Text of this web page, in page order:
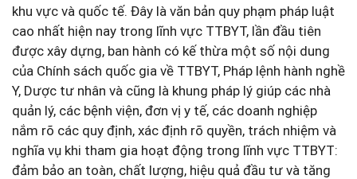
khu vực và quốc tế. Đây là văn bản quy phạm pháp luật
cao nhất hiện nay trong lĩnh vực TTBYT, lần đầu tiên
được xây dựng, ban hành có kế thừa một số nội dung
của Chính sách quốc gia về TTBYT, Pháp lệnh hành nghề
Y, Dược tư nhân và cũng là khung pháp lý giúp các nhà
quản lý, các bệnh viện, đơn vị y tế, các doanh nghiệp
nắm rõ các quy định, xác định rõ quyền, trách nhiệm và
nghĩa vụ khi tham gia hoạt động trong lĩnh vực TTBYT:
đảm bảo an toàn, chất lượng, hiệu quả đầu tư và tăng